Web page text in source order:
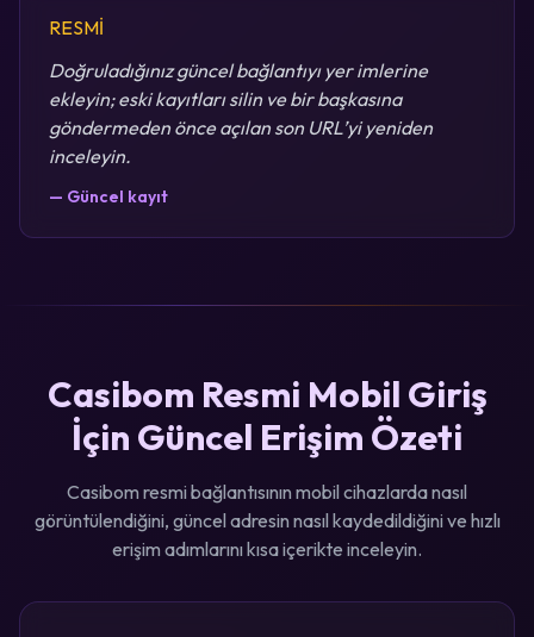
RESMİ
Doğruladığınız güncel bağlantıyı yer imlerine
ekleyin; eski kayıtları silin ve bir başkasına
göndermeden önce açılan son URL’yi yeniden
inceleyin.
— Güncel kayıt
Casibom Resmi Mobil Giriş
İçin Güncel Erişim Özeti
Casibom resmi bağlantısının mobil cihazlarda nasıl
görüntülendiğini, güncel adresin nasıl kaydedildiğini ve hızlı
erişim adımlarını kısa içerikte inceleyin.